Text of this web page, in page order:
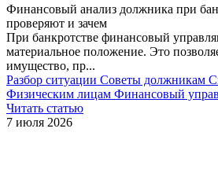
Финансовый анализ должника при
проверяют и зачем
При банкротстве финансовый
материальное положение. Это
имущество, пр...
Разбор ситуации Советы должникам
Физическим лицам Финансовый
Читать статью
7 июля 2026